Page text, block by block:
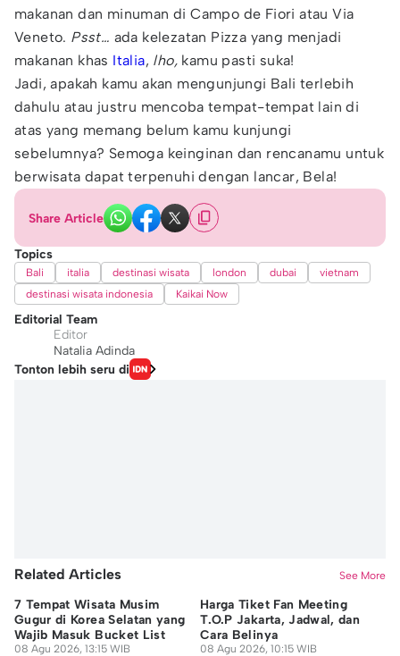
makanan dan minuman di Campo de Fiori atau Via
Veneto. Psst… ada kelezatan Pizza yang menjadi
makanan khas Italia, lho, kamu pasti suka!
Jadi, apakah kamu akan mengunjungi Bali terlebih
dahulu atau justru mencoba tempat-tempat lain di
atas yang memang belum kamu kunjungi
sebelumnya? Semoga keinginan dan rencanamu untuk
berwisata dapat terpenuhi dengan lancar, Bela!
Share Article
Topics
Bali italia destinasi wisata london dubai
vietnam
destinasi wisata indonesia
Kaikai Now
Editorial Team
Editor
Natalia Adinda
Tonton lebih seru di
Related Articles See More
7 Tempat Wisata Musim
Gugur di Korea Selatan yang
Wajib Masuk Bucket List
08 Agu 2026, 13:15 WIB
Harga Tiket Fan Meeting
T.O.P Jakarta, Jadwal, dan
Cara Belinya
08 Agu 2026, 10:15 WIB